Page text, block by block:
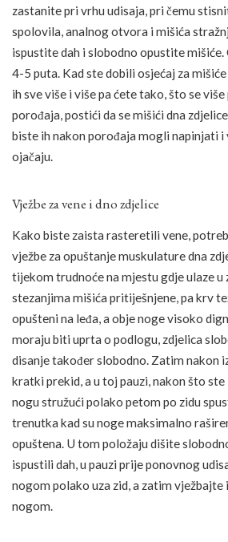
zastanite pri vrhu udisaja, pri čemu
spolovila, analnog otvora i mišića
ispustite dah i slobodno opustite
4-5 puta. Kad ste dobili osjećaj za
ih sve više i više pa ćete tako, što se
porođaja, postići da se mišići dna
biste ih nakon porođaja mogli napinjati i
ojačaju.
Vježbe za vene i dno zdjelice
Kako biste zaista rasteretili vene,
vježbe za opuštanje muskulature dna
tijekom trudnoće na mjestu gdje ulaze
stezanjima mišića pritiješnjene, pa krv
opušteni na leđa, a obje noge visoko
moraju biti uprta o podlogu, zdjelica
disanje također slobodno. Zatim nakon
kratki prekid, a u toj pauzi, nakon što ste
nogu stružući polako petom po zidu
trenutka kad su noge maksimalno
opuštena. U tom položaju dišite
ispustili dah, u pauzi prije ponovnog
nogom polako uza zid, a zatim
nogom.